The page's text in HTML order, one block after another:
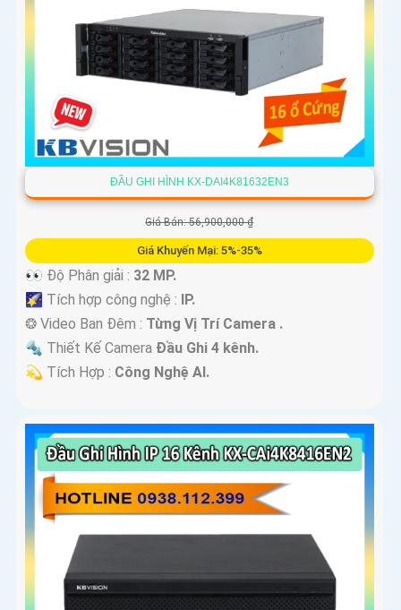
ĐẦU GHI HÌNH KX-DAI4K81632EN3
Giá Bán: 56,900,000 ₫
Giá Khuyến Mại: 5%-35%
️
👀 Độ Phân giải : 32 MP.
🌠 Tích hợp công nghệ : IP.
❂ Video Ban Đêm : Từng Vị Trí Camera .
🔩 Thiết Kế Camera Đầu Ghi 4 kênh.
️💫 Tích Hợp : Công Nghệ AI.